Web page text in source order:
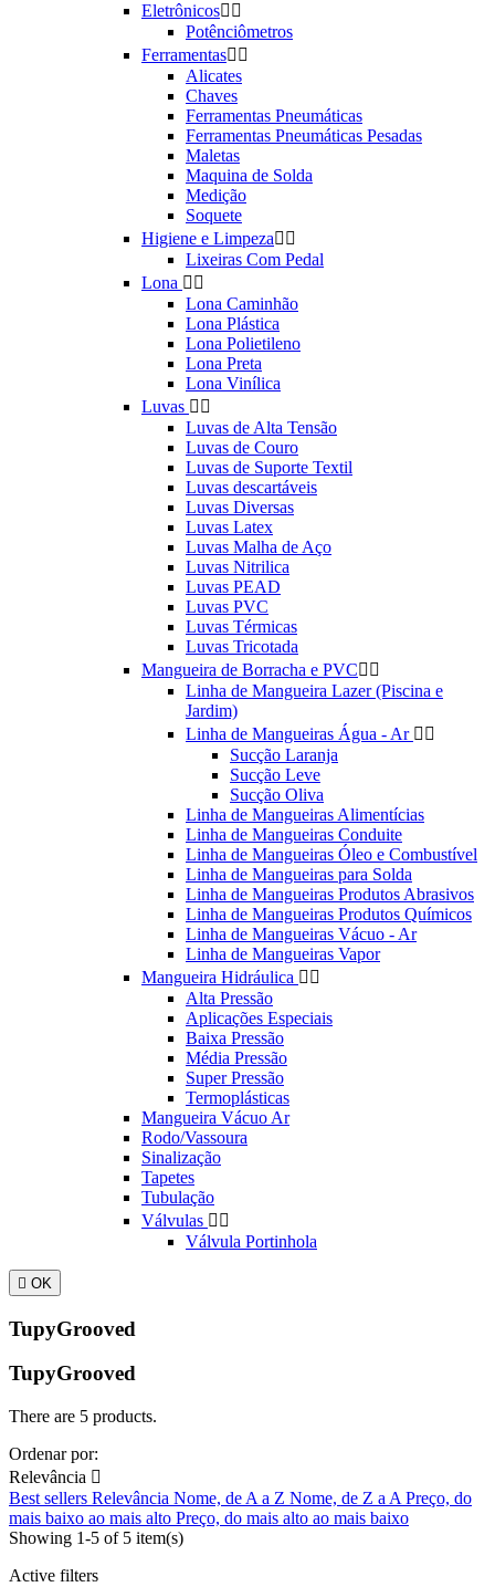
Eletrônicos 
Potênciômetros
Ferramentas 
Alicates
Chaves
Ferramentas Pneumáticas
Ferramentas Pneumáticas Pesadas
Maletas
Maquina de Solda
Medição
Soquete
Higiene e Limpeza 
Lixeiras Com Pedal
Lona  
Lona Caminhão
Lona Plástica
Lona Polietileno
Lona Preta
Lona Vinílica
Luvas  
Luvas de Alta Tensão
Luvas de Couro
Luvas de Suporte Textil
Luvas descartáveis
Luvas Diversas
Luvas Latex
Luvas Malha de Aço
Luvas Nitrilica
Luvas PEAD
Luvas PVC
Luvas Térmicas
Luvas Tricotada
Mangueira de Borracha e PVC 
Linha de Mangueira Lazer (Piscina e
Jardim)
Linha de Mangueiras Água - Ar  
Sucção Laranja
Sucção Leve
Sucção Oliva
Linha de Mangueiras Alimentícias
Linha de Mangueiras Conduite
Linha de Mangueiras Óleo e Combustível
Linha de Mangueiras para Solda
Linha de Mangueiras Produtos Abrasivos
Linha de Mangueiras Produtos Químicos
Linha de Mangueiras Vácuo - Ar
Linha de Mangueiras Vapor
Mangueira Hidráulica  
Alta Pressão
Aplicações Especiais
Baixa Pressão
Média Pressão
Super Pressão
Termoplásticas
Mangueira Vácuo Ar
Rodo/Vassoura
Sinalização
Tapetes
Tubulação
Válvulas  
Válvula Portinhola
 OK
TupyGrooved
TupyGrooved
There are 5 products.
Ordenar por:
Relevância 
Best sellers Relevância Nome, de A a Z Nome, de Z a A Preço, do
mais baixo ao mais alto Preço, do mais alto ao mais baixo
Showing 1-5 of 5 item(s)
Active filters